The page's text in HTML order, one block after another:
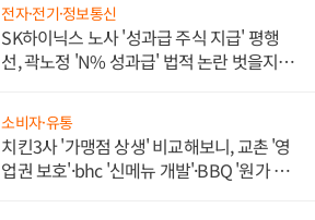
전자·전기·정보통신
SK하이닉스 노사 '성과급 주식 지급' 평행
선, 곽노정 'N% 성과급' 법적 논란 벗을지 주
소비자·유통
치킨3사 '가맹점 상생' 비교해보니, 교촌 '영
업권 보호'·bhc '신메뉴 개발'·BBQ '원가 부